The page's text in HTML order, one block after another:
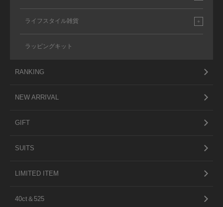
ライフスタイル雑貨
ラッピングキット
RANKING
NEW ARRIVAL
GIFT
SUITS
LIMITED ITEM
40ct＆525